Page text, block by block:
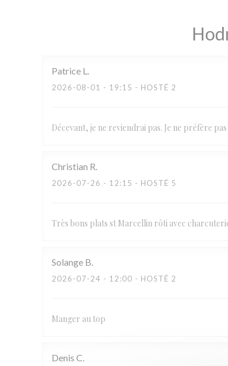
Patrice L
2026-08-01 - 19:15 - HOSTÉ 2
Décevant, je ne reviendrai pas. Je ne préfère
Christian R
2026-07-26 - 12:15 - HOSTÉ 5
Très bons plats st Marcellin rôti avec
Solange B
2026-07-24 - 12:00 - HOSTÉ 2
Manger au top
Denis C